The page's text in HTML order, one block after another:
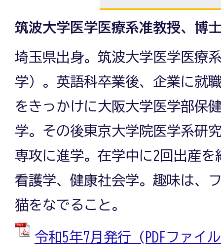
筑波大学医学医療系准教授、博
埼玉県出身。筑波大学医学医療
学）。英語科卒業後、企業に就
をきっかけに大阪大学医学部保
学。その後東京大学院医学系研
専攻に進学。在学中に2回出産
看護学、健康社会学。趣味は、
猫をなでること。
令和5年7月発行 (PDFファイ